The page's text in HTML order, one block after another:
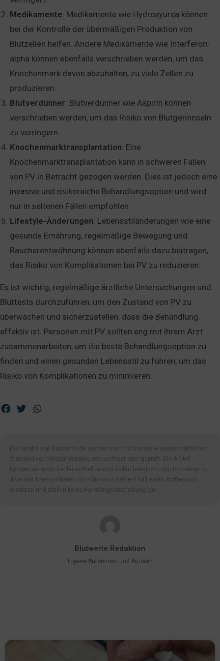
Medikamente: Medikamente wie Hydroxyurea können
bei der Kontrolle der übermäßigen Produktion von
Blutzellen helfen. Andere Medikamente wie Interferon-
alpha können ebenfalls verschrieben werden, um das
Knochenmark davon abzuhalten, zu viele Zellen zu
produzieren.
Blutverdünner: Blutverdünner wie Aspirin können
verschrieben werden, um das Risiko von Blutgerinnseln
zu verringern.
Knochenmarktransplantation: Eine
Knochenmarktransplantation kann in schweren Fällen
von PV in Betracht gezogen werden. Dies ist jedoch eine
invasive und risikoreiche Behandlungsoption und wird
nur in seltenen Fällen empfohlen.
Lifestyle-Änderungen: Lebensstiländerungen wie eine
gesunde Ernährung, regelmäßige Bewegung und
Raucherentwöhnung können ebenfalls dazu beitragen,
das Risiko von Komplikationen bei PV zu reduzieren.
Es ist wichtig, regelmäßige ärztliche Untersuchungen und
Bluttests durchzuführen, um den Zustand von PV zu
überwachen und sicherzustellen, dass die Behandlung
effektiv ist. Personen mit PV sollten eng mit ihrem Arzt
zusammenarbeiten, um die beste Behandlungsoption zu
finden und einen gesunden Lebensstil zu führen, um das
Risiko von Komplikationen zu minimieren.
Die Inhalte von Blutwerte.de werden nach höchstem wissenschaftlichen
Standard von Medizinredakteuren verfasst oder geprüft. Die Artikel
können dennoch Fehler enthalten und sollen lediglich Erstinformation zu
diversen Themen bieten. Sie können in keinem Fall einen Arztbesuch
ersetzen und stellen keine Handlungsempfehlung dar.
Blutwerte Redaktion
Eigene Autorinnen und Autoren